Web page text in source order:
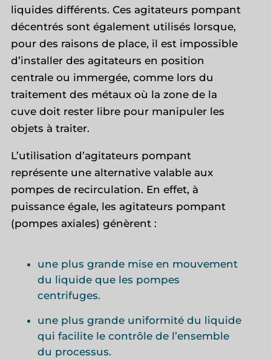
liquides différents. Ces agitateurs pompant
décentrés sont également utilisés lorsque,
pour des raisons de place, il est impossible
d’installer des agitateurs en position
centrale ou immergée, comme lors du
traitement des métaux où la zone de la
cuve doit rester libre pour manipuler les
objets à traiter.
L’utilisation d’agitateurs pompant
représente une alternative valable aux
pompes de recirculation. En effet, à
puissance égale, les agitateurs pompant
(pompes axiales) génèrent :
une plus grande mise en mouvement
du liquide que les pompes
centrifuges.
une plus grande uniformité du liquide
qui facilite le contrôle de l’ensemble
du processus.